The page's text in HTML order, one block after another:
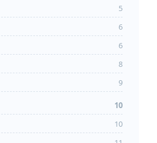
5
6
6
8
9
10
10